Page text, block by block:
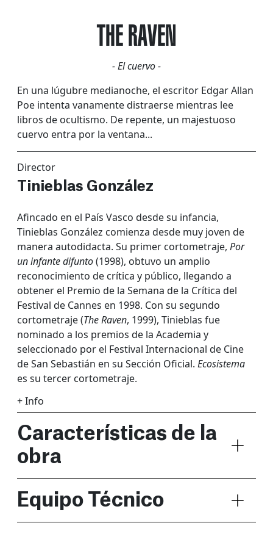
THE RAVEN
- El cuervo -
En una lúgubre medianoche, el escritor Edgar Allan
Poe intenta vanamente distraerse mientras lee
libros de ocultismo. De repente, un majestuoso
cuervo entra por la ventana...
Director
Tinieblas González
Afincado en el País Vasco desde su infancia,
Tinieblas González comienza desde muy joven de
manera autodidacta. Su primer cortometraje, Por
un infante difunto(1998), obtuvo un amplio
reconocimiento de crítica y público, llegando a
obtener el Premio de la Semana de la Crítica del
Festival de Cannes en 1998. Con su segundo
cortometraje (The Raven, 1999), Tinieblas fue
nominado a los premios de la Academia y
seleccionado por el Festival Internacional de Cine
de San Sebastián en su Sección Oficial. Ecosistema
es su tercer cortometraje.
+ Info
Características de la
obra
Equipo Técnico